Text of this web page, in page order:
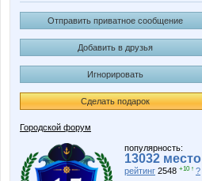
Отправить приватное сообщение
Добавить в друзья
Игнорировать
Сделать подарок
Городской форум
популярность:
13032 место
рейтинг 2548 +10 ↑ ?